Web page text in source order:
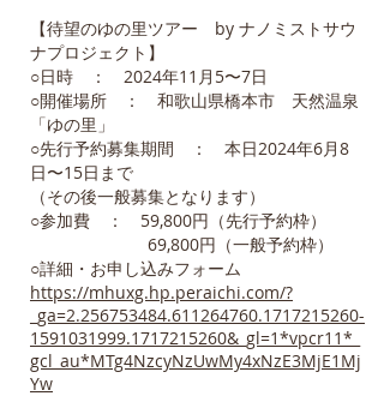
【待望のゆの里ツアー by ナノミストサウ
ナプロジェクト】
○日時 ： 2024年11月5〜7日
○開催場所 ： 和歌山県橋本市 天然温泉
「ゆの里」
○先行予約募集期間 ： 本日2024年6月8
日〜15日まで
（その後一般募集となります）
○参加費 ： 59,800円（先行予約枠）
69,800円（一般予約枠）
○詳細・お申し込みフォーム
https://mhuxg.hp.peraichi.com/?
_ga=2.256753484.611264760.1717215260-
1591031999.1717215260&_gl=1*vpcr11*_
gcl_au*MTg4NzcyNzUwMy4xNzE3MjE1Mj
Yw